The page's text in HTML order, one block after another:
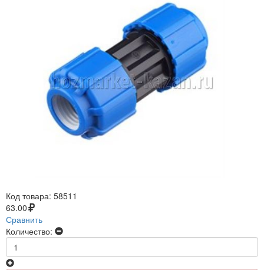
Код товара: 58511
63.00
Сравнить
Количество: